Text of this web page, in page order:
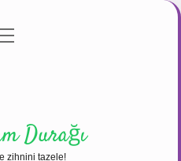
Durağı
zihnini tazele!